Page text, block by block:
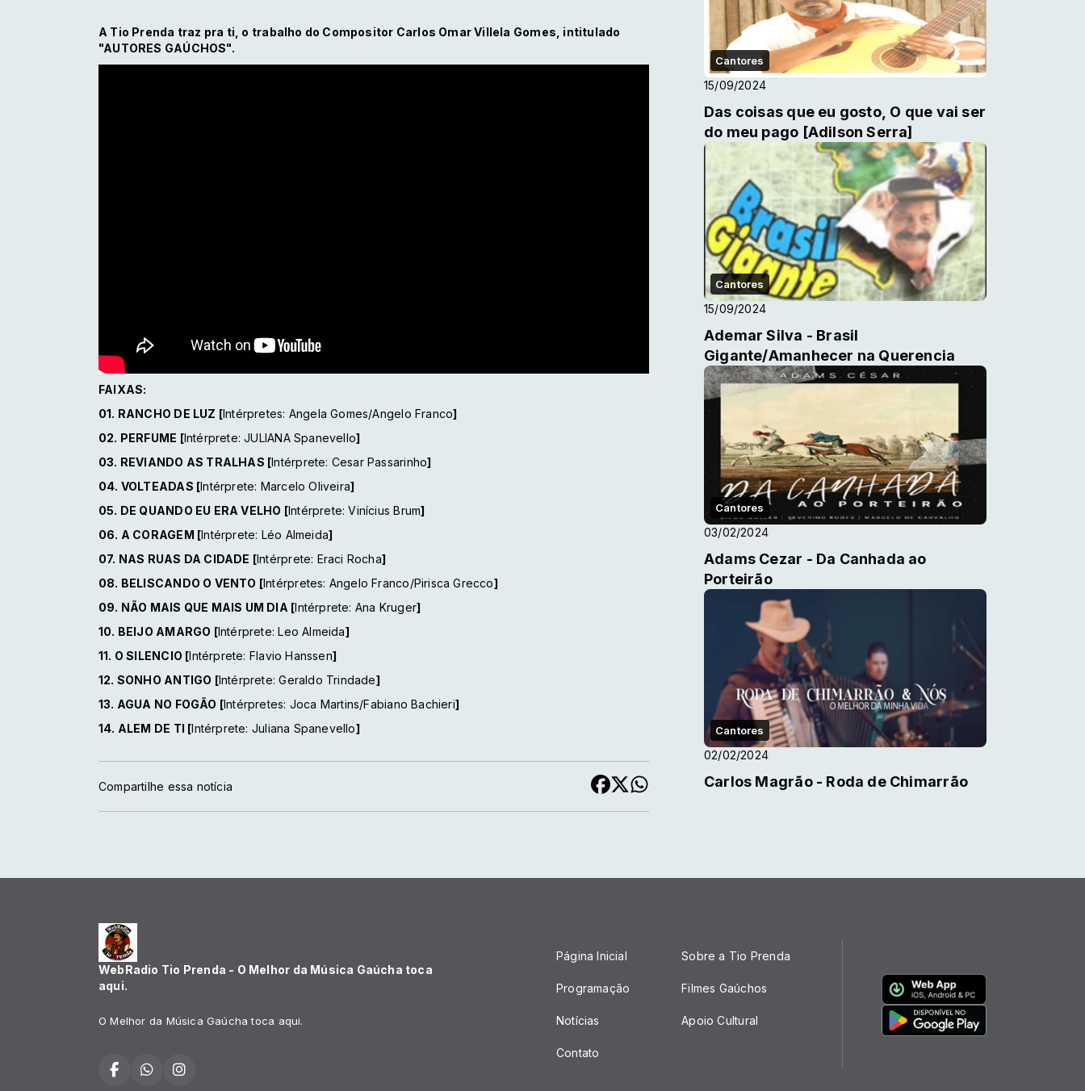
A Tio Prenda traz pra ti, o trabalho do Compositor Carlos Omar Villela Gomes, intitulado
"AUTORES GAÚCHOS".
FAIXAS:
01. RANCHO DE LUZ [Intérpretes: Angela Gomes/Angelo Franco]
02. PERFUME [Intérprete: JULIANA Spanevello]
03. REVIANDO AS TRALHAS [Intérprete: Cesar Passarinho]
04. VOLTEADAS [Intérprete: Marcelo Oliveira]
05. DE QUANDO EU ERA VELHO [Intérprete: Vinícius Brum]
06. A CORAGEM [Intérprete: Léo Almeida]
07. NAS RUAS DA CIDADE [Intérprete: Eraci Rocha]
08. BELISCANDO O VENTO [Intérpretes: Angelo Franco/Pirisca Grecco]
09. NÃO MAIS QUE MAIS UM DIA [Intérprete: Ana Kruger]
10. BEIJO AMARGO [Intérprete: Leo Almeida]
11. O SILENCIO [Intérprete: Flavio Hanssen]
12. SONHO ANTIGO [Intérprete: Geraldo Trindade]
13. AGUA NO FOGÃO [Intérpretes: Joca Martins/Fabiano Bachieri]
14. ALEM DE TI [Intérprete: Juliana Spanevello]
Compartilhe essa notícia
Cantores
15/09/2024
Das coisas que eu gosto, O que vai ser
do meu pago [Adilson Serra]
Cantores
15/09/2024
Ademar Silva - Brasil
Gigante/Amanhecer na Querencia
Cantores
03/02/2024
Adams Cezar - Da Canhada ao
Porteirão
Cantores
02/02/2024
Carlos Magrão - Roda de Chimarrão
WebRadio Tio Prenda - O Melhor da Música Gaúcha toca
aqui.
O Melhor da Música Gaúcha toca aqui.
Página Inicial
Programação
Notícias
Contato
Sobre a Tio Prenda
Filmes Gaúchos
Apoio Cultural